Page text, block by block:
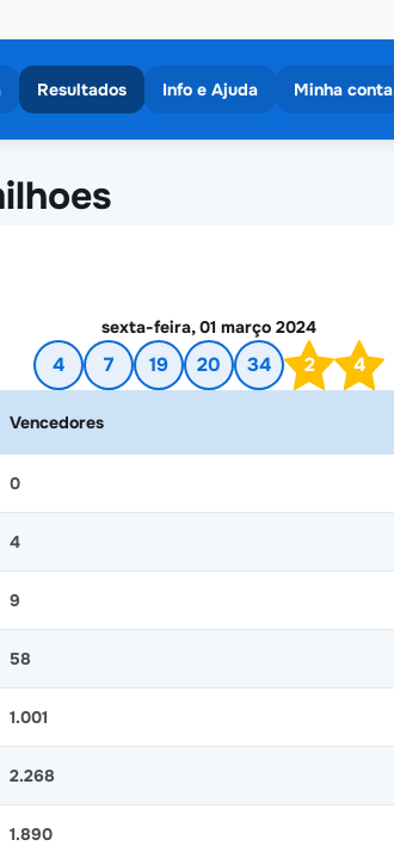
Resultados Info e Ajuda Minha conta
sexta-feira, 01 março 2024
4 7 19 20 34 2 4
Vencedores
0
4
9
58
1.001
2.268
1.890